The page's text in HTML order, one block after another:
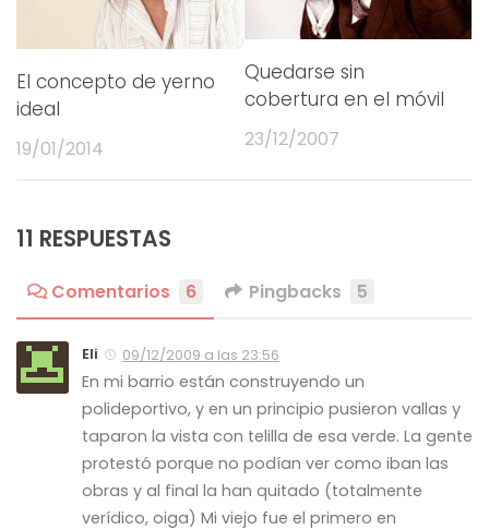
El concepto de yerno
ideal
19/01/2014
Quedarse sin
cobertura en el móvil
23/12/2007
11 RESPUESTAS
Comentarios 6 Pingbacks 5
Eli 09/12/2009 a las 23:56
En mi barrio están construyendo un
polideportivo, y en un principio pusieron vallas y
taparon la vista con telilla de esa verde. La gente
protestó porque no podían ver como iban las
obras y al final la han quitado (totalmente
verídico, oiga) Mi viejo fue el primero en